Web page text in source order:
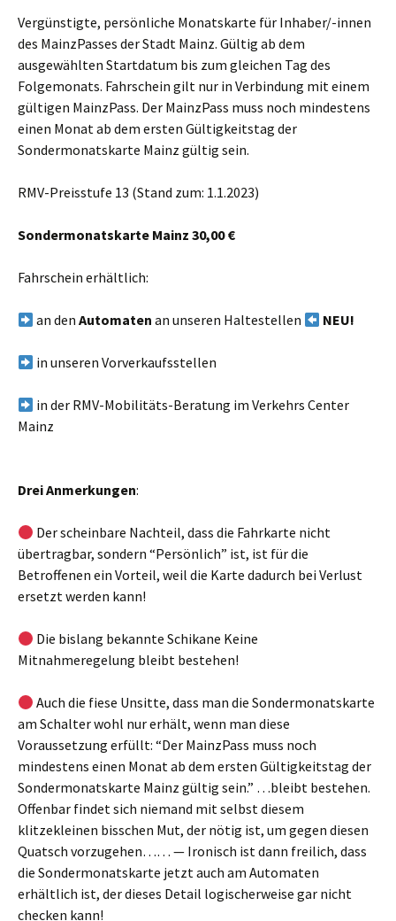
Vergünstigte, persönliche Monatskarte für Inhaber/-innen
des MainzPasses der Stadt Mainz. Gültig ab dem
ausgewählten Startdatum bis zum gleichen Tag des
Folgemonats. Fahrschein gilt nur in Verbindung mit einem
gültigen MainzPass. Der MainzPass muss noch mindestens
einen Monat ab dem ersten Gültigkeitstag der
Sondermonatskarte Mainz gültig sein.
RMV-Preisstufe 13 (Stand zum: 1.1.2023)
Sondermonatskarte Mainz 30,00 €
Fahrschein erhältlich:
an denAutomaten an unseren Haltestellen NEU!
in unseren Vorverkaufsstellen
in der RMV-Mobilitäts-Beratung im Verkehrs Center
Mainz
Drei Anmerkungen:
Der scheinbare Nachteil, dass die Fahrkarte nicht
übertragbar, sondern “Persönlich” ist, ist für die
Betroffenen ein Vorteil, weil die Karte dadurch bei Verlust
ersetzt werden kann!
Die bislang bekannte Schikane Keine
Mitnahmeregelung bleibt bestehen!
Auch die fiese Unsitte, dass man die Sondermonatskarte
am Schalter wohl nur erhält, wenn man diese
Voraussetzung erfüllt: “Der MainzPass muss noch
mindestens einen Monat ab dem ersten Gültigkeitstag der
Sondermonatskarte Mainz gültig sein.” …bleibt bestehen.
Offenbar findet sich niemand mit selbst diesem
klitzekleinen bisschen Mut, der nötig ist, um gegen diesen
Quatsch vorzugehen…… — Ironisch ist dann freilich, dass
die Sondermonatskarte jetzt auch am Automaten
erhältlich ist, der dieses Detail logischerweise gar nicht
checken kann!